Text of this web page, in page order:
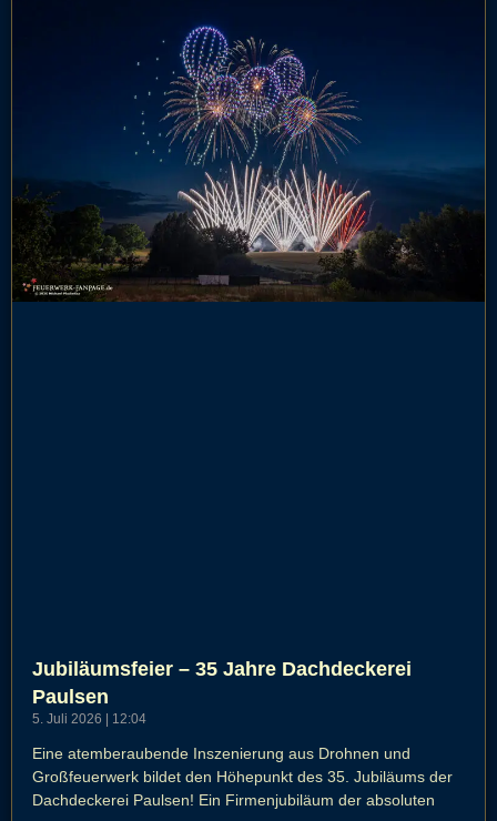
Jubiläumsfeier – 35 Jahre Dachdeckerei
Paulsen
5. Juli 2026 12:04
Eine atemberaubende Inszenierung aus Drohnen und
Großfeuerwerk bildet den Höhepunkt des 35. Jubiläums der
Dachdeckerei Paulsen! Ein Firmenjubiläum der absoluten